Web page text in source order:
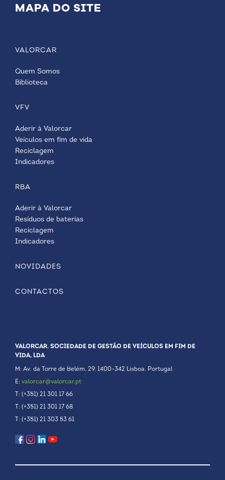
MAPA DO SITE
VALORCAR
Quem Somos
Biblioteca
VFV
Aderir à Valorcar
Veículos em fim de vida
Reciclagem
Indicadores
RBA
Aderir à Valorcar
Resíduos de baterias
Reciclagem
Indicadores
NOVIDADES
CONTACTOS
VALORCAR. SOCIEDADE DE GESTÃO DE VEÍCULOS EM FIM DE
VIDA, LDA
M: Av. da Torre de Belém, 29. 1400-342 Lisboa. Portugal
E: valorcar@valorcar.pt
T: (+351) 21 301 17 66
T: (+351) 21 301 17 68
T: (+351) 21 303 53 61